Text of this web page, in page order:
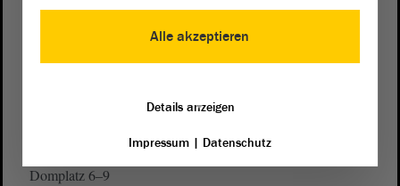
von Sachsen-Anhalt
Domplatz 6–9
Alle akzeptieren
Details anzeigen
Impressum| Datenschutz